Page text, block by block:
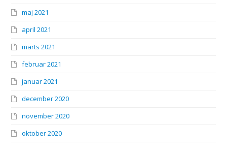
maj 2021
april 2021
marts 2021
februar 2021
januar 2021
december 2020
november 2020
oktober 2020